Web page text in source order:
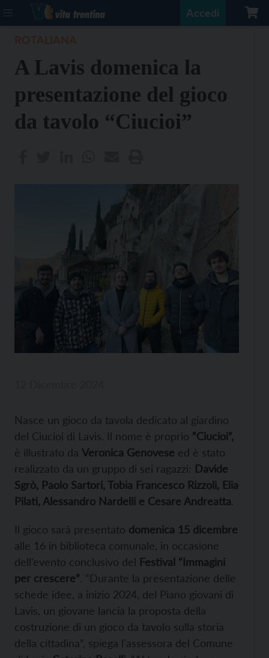
Accedi
A Lavis domenica la
presentazione del gioco
da tavolo “Ciucioi”
Nasce un gioco da tavola dedicato al giardino
del Ciucioi di Lavis. Il nome è proprio “Ciucioi”,
è illustrato da Veronica Genovese ed è stato
realizzato da un gruppo di sei ragazzi: Davide
Sgrò, Paolo Sartori, Tobia Francesco Rizzoli, Elia
Pilati, Alessandro Nardelli e Cesare Andreatta.
Il gioco sarà presentato domenica 15 dicembre
alle 16 in biblioteca comunale, in occasione
dell’evento conclusivo del Festival “Immagini
per crescere”. “Durante la presentazione delle
schede idee, a inizio 2024, del Piano giovani di
Lavis, un giovane lancia la proposta della
costruzione di un gioco da tavolo sulla storia
della cittadina”, spiega l’assessora del Comune